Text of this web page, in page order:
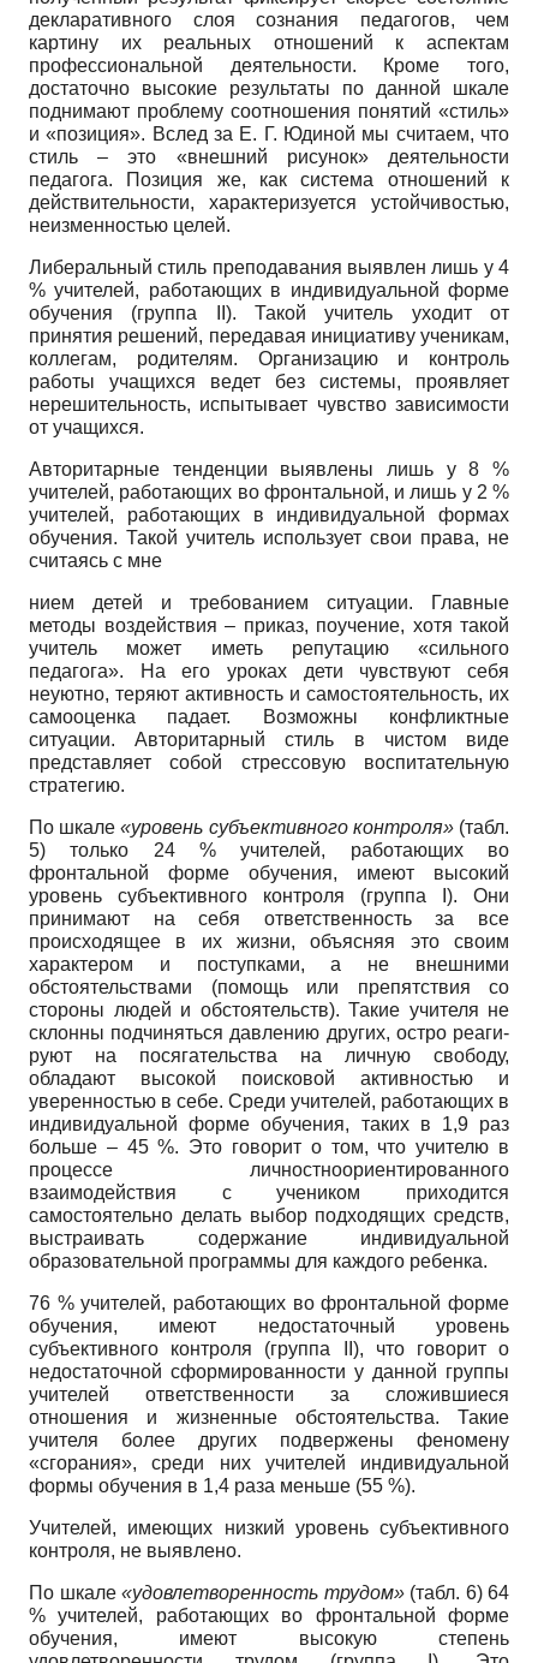
декларативного слоя сознания педагогов, чем
картину их реальных отношений к аспектам
профессиональной де­ятельности. Кроме того,
достаточно высокие результаты по данной шкале
поднимают про­блему соотношения понятий «стиль»
и «пози­ция». Вслед за Е. Г. Юдиной мы считаем, что
стиль – это «внешний рисунок» деятельно­сти
педагога. Позиция же, как система отно­шений к
действительности, характеризуется устойчивостью,
неизменностью целей.
Либеральный стиль преподавания выяв­лен лишь у 4
% учителей, работающих в инди­видуальной форме
обучения (группа II). Такой учитель уходит от
принятия решений, пере­давая инициативу ученикам,
коллегам, роди­телям. Организацию и контроль
работы уча­щихся ведет без системы, проявляет
нереши­тельность, испытывает чувство зависимости
от учащихся.
Авторитарные тенденции выявлены лишь у 8 %
учителей, работающих во фронтальной, и лишь у 2 %
учителей, работающих в инди­видуальной формах
обучения. Такой учитель использует свои права, не
считаясь с мне­
нием детей и требованием ситуации. Главные
методы воздействия – приказ, поучение, хотя такой
учитель может иметь репутацию «силь­ного
педагога». На его уроках дети чувствуют себя
неуютно, теряют активность и самостоя­тельность, их
самооценка падает. Возможны конфликтные
ситуации. Авторитарный стиль в чистом виде
представляет собой стрессо­вую воспитательную
стратегию.
По шкале«уровень субъективного контро­ля»(табл.
5) только 24 % учителей, работа­ющих во
фронтальной форме обучения, име­ют высокий
уровень субъективного контро­ля (группа I). Они
принимают на себя ответ­ственность за все
происходящее в их жиз­ни, объясняя это своим
характером и поступ­ками, а не внешними
обстоятельствами (по­мощь или препятствия со
стороны людей и обстоятельств). Такие учителя не
склонны подчиняться давлению других, остро реаги­
руют на посягательства на личную свободу,
обладают высокой поисковой активностью и
уверенностью в себе. Среди учителей, рабо­тающих в
индивидуальной форме обучения, таких в 1,9 раз
больше – 45 %. Это говорит о том, что учителю в
процессе личностно­ориентированного
взаимодействия с учени­ком приходится
самостоятельно делать вы­бор подходящих средств,
выстраивать содер­жание индивидуальной
образовательной про­граммы для каждого ребенка.
76 % учителей, работающих во фронталь­ной форме
обучения, имеют недостаточный уровень
субъективного контроля (группа II), что говорит о
недостаточной сформированно­сти у данной группы
учителей ответственно­сти за сложившиеся
отношения и жизненные обстоятельства. Такие
учителя более других подвержены феномену
«сгорания», среди них учителей индивидуальной
формы обучения в 1,4 раза меньше (55 %).
Учителей, имеющих низкий уровень субъ­ективного
контроля, не выявлено.
По шкале «удовлетворенность трудом»(табл. 6) 64
% учителей, работающих во фрон­тальной форме
обучения, имеют высокую сте­пень